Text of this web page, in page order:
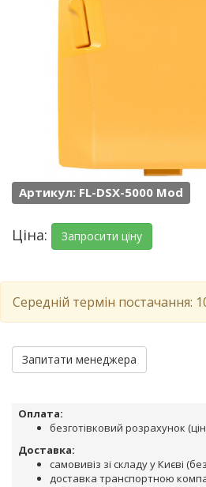
Артикул: FL-DSX-5000 Mod
Ціна: Запросити ціну
Середній термін постачання:
Запитати менеджера
Оплата:
безготівковий розрахунок
Доставка:
самовивіз зі складу у Києві
доставка транспортною